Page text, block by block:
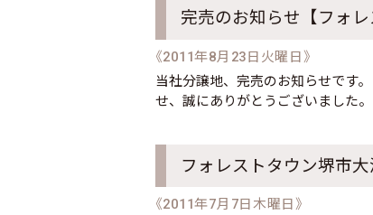
完売のお知らせ【フォレ
《2011年8月23日火曜日》
当社分譲地、完売のお知らせで
せ、誠にありがとうございました
フォレストタウン堺市
《2011年7月7日木曜日》